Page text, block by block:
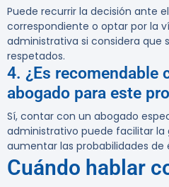
Puede recurrir la decisión ante
correspondiente o optar por la
administrativa si considera que
respetados.
4. ¿Es recomendable
abogado para este
Sí, contar con un abogado
administrativo puede facilitar la
aumentar las probabilidades de
Cuándo hablar